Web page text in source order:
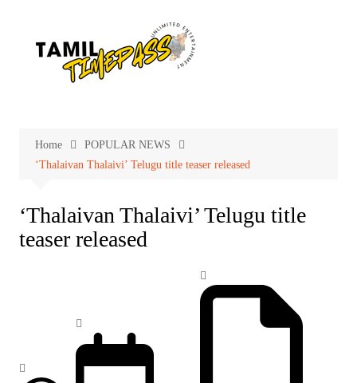
Home
POPULAR NEWS
‘Thalaivan Thalaivi’ Telugu title teaser released
‘Thalaivan Thalaivi’ Telugu title
teaser released